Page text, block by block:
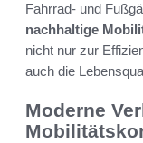
Fahrrad- und
nachhaltige
nicht nur zur
auch die
Moderne